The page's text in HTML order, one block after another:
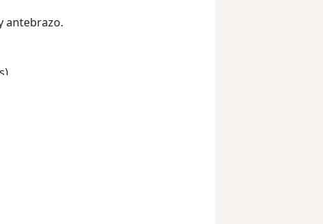
antebrazo.
nervio mediano)
nervio cubital)